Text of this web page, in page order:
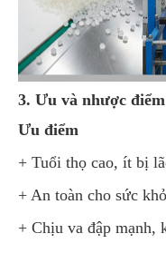
3. Ưu và nhược
Ưu điểm
+ Tuổi thọ cao, ít bị
+ An toàn cho sức
+ Chịu va đập mạnh,